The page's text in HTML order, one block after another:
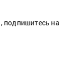
подпишитесь на